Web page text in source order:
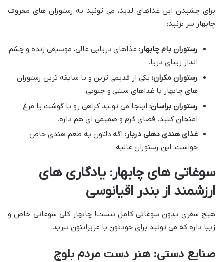
برای چشیدن این غذاهای لذیذ، می تونید به رستوران های معروف
چابهار سر بزنید:
رستوران بام چابهار: غذاهای دریایی عالی، موسیقی زنده و چشم
انداز زیبای دریا.
رستوران مکران: یکی از قدیمی ترین و با سابقه ترین رستوران
های چابهار با غذاهای سنتی و جنوبی.
رستوران براسان: اینجا می تونید کراهی رو با گوشت یا مرغ
امتحان کنید. فضای گرم و صمیمی ای هم داره.
غذای هندی دهلی دربار: اگه دلتون یه طعم هندی خاص
خواست، این رستوران عالیه.
سوغاتی های چابهار: یادگاری های
ارزشمند از بندر اقیانوسی
هیچ سفری بدون سوغاتی کامل نیست! چابهار کلی سوغاتی خاص و
زیبا داره که می تونید برای خودتون یا عزیزانتون ببرید:
صنایع دستی: هنر دست مردم بلوچ